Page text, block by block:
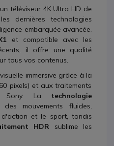
téléviseur 4K Ultra HD de
dernières technologies
embarquée avancée.
et compatible avec les
il offre une qualité
tous vos contenus.
immersive grâce à la
pixels) et aux traitements
Sony. La technologie
mouvements fluides,
et le sport, tandis
HDR sublime les